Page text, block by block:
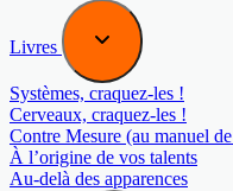
Livres
Systèmes, craquez-les !
Cerveaux, craquez-les !
Contre Mesure (au manuel
À l’origine de vos talents
Au-delà des apparences